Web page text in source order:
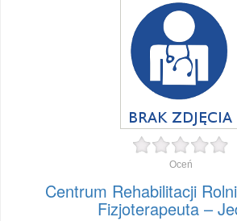
Oceń
Centrum Rehabilitacji
Fizjoterapeuta –